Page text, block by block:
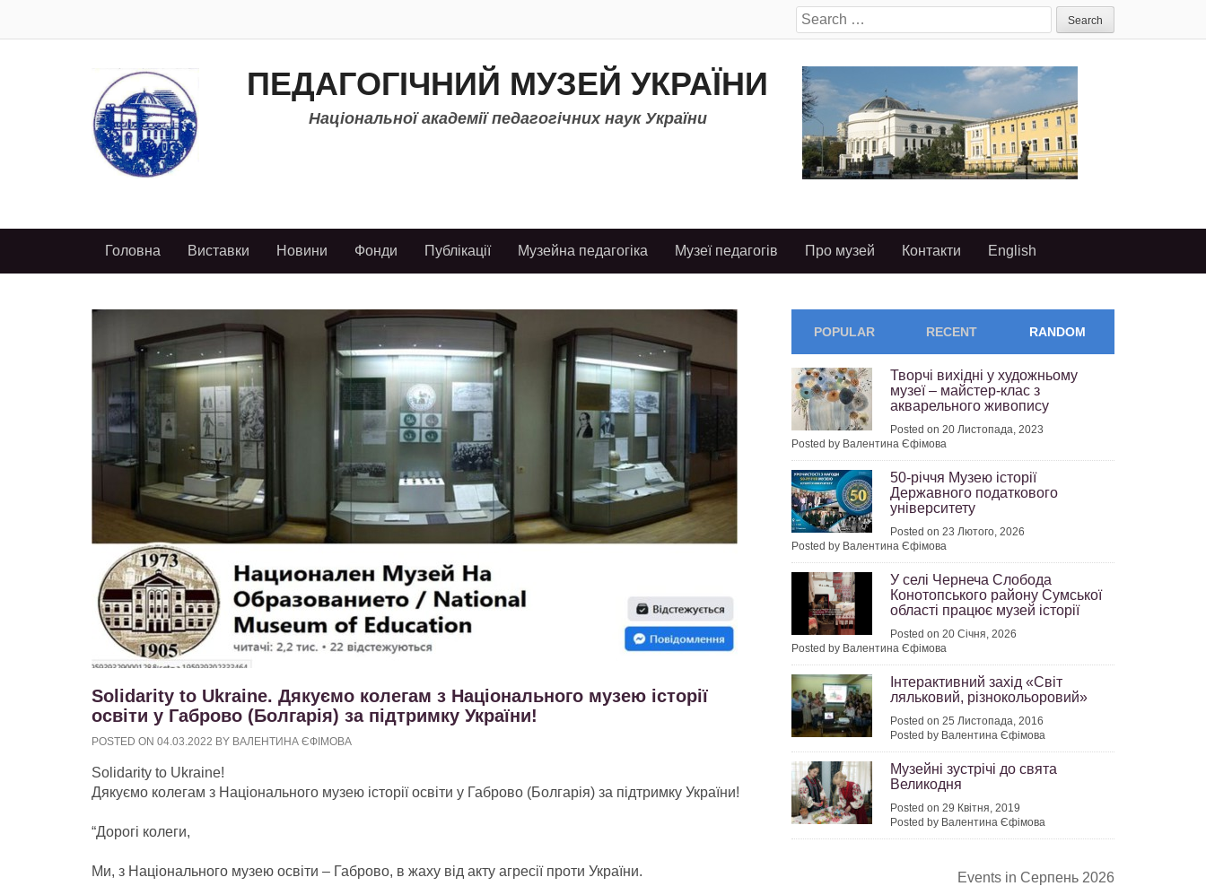
Search
for:
ПЕДАГОГІЧНИЙ МУЗЕЙ УКРАЇНИ
Національної академії педагогічних наук України
Головна Виставки Новини Фонди Публікації Музейна педагогіка Музеї педагогів Про музей Контакти English
Solidarity to Ukraine. Дякуємо колегам з Національного музею історії
освіти у Габрово (Болгарія) за підтримку України!
POSTED ON 04.03.2022 BY ВАЛЕНТИНА ЄФІМОВА
Solidarity to Ukraine!
Дякуємо колегам з Національного музею історії освіти у Габрово (Болгарія) за підтримку України!
“Дорогі колеги,
Ми, з Національного музею освіти – Габрово, в жаху від акту агресії проти України.
POPULAR RECENT RANDOM
Творчі вихідні у художньому
музеї – майстер-клас з
акварельного живопису
Posted on 20 Листопада, 2023
Posted by Валентина Єфімова
50-річчя Музею історії
Державного податкового
університету
Posted on 23 Лютого, 2026
Posted by Валентина Єфімова
У селі Чернеча Слобода
Конотопського району Сумської
області працює музей історії
Posted on 20 Січня, 2026
Posted by Валентина Єфімова
Інтерактивний захід «Світ
ляльковий, різнокольоровий»
Posted on 25 Листопада, 2016
Posted by Валентина Єфімова
Музейні зустрічі до свята
Великодня
Posted on 29 Квітня, 2019
Posted by Валентина Єфімова
Events in Серпень 2026